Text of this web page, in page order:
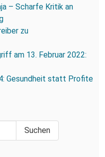
– Scharfe Kritik an
zu
am 13. Februar 2022:
Gesundheit statt Profite